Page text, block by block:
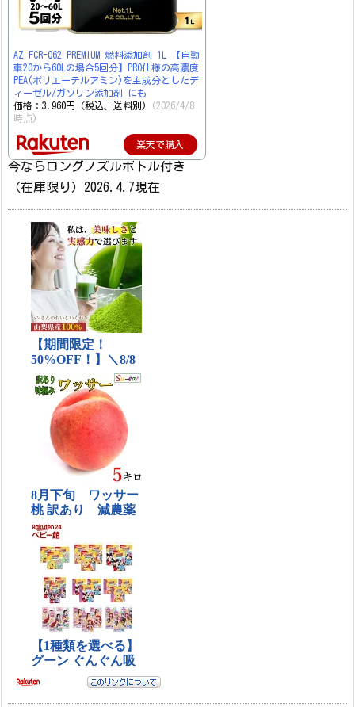
AZ FCR-062 PREMIUM 燃料添加剤 1L 【自動
車20から60Lの場合5回分】PRO仕様の高濃度
PEA(ポリエーテルアミン)を主成分としたデ
ィーゼル/ガソリン添加剤 にも
価格：3,960円（税込、送料別)
(2026/4/8
時点)
楽天で購入
今ならロングノズルボトル付き
（在庫限り）2026.4.7現在